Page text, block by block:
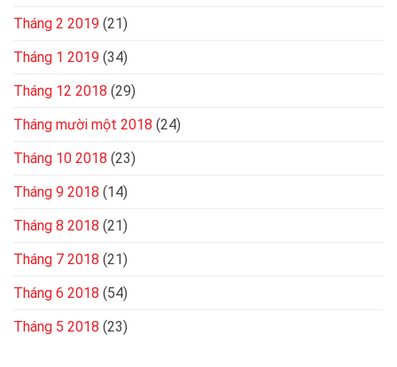
Tháng 2 2019 (21)
Tháng 1 2019 (34)
Tháng 12 2018 (29)
Tháng mười một 2018 (24)
Tháng 10 2018 (23)
Tháng 9 2018 (14)
Tháng 8 2018 (21)
Tháng 7 2018 (21)
Tháng 6 2018 (54)
Tháng 5 2018 (23)